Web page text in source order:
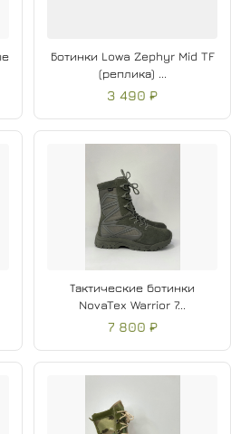
Ботинки Lowa Zephyr Mid TF
(реплика) ...
3 490 ₽
Тактические ботинки
NovaTex Warrior 7...
7 800 ₽